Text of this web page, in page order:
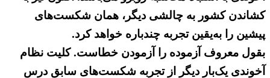
کشاندن کشور به چالشی دیگر، همان شکست‌های
پیشین را به‌یقین تجربه چندباره خواهد کرد.
بقول معروف آزموده را آزمودن خطاست. کلیت نظام
آخوندی یک‌بار دیگر از تجربه شکست‌های سابق درس